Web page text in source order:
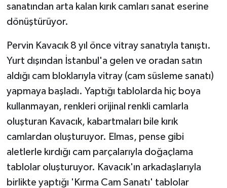
sanatından arta kalan kırık camları sanat eserine
dönüştürüyor.
Pervin Kavacık 8 yıl önce vitray sanatıyla tanıştı.
Yurt dışından İstanbul'a gelen ve oradan satın
aldığı cam bloklarıyla vitray (cam süsleme sanatı)
yapmaya başladı. Yaptığı tablolarda hiç boya
kullanmayan, renkleri orijinal renkli camlarla
oluşturan Kavacık, kabartmaları bile kırık
camlardan oluşturuyor. Elmas, pense gibi
aletlerle kırdığı cam parçalarıyla doğaçlama
tablolar oluşturuyor. Kavacık'ın arkadaşlarıyla
birlikte yaptığı 'Kırma Cam Sanatı' tablolar